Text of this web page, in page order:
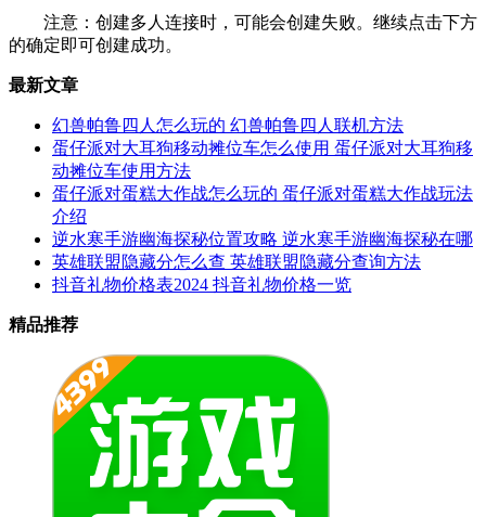
注意：创建多人连接时，可能会创建失败。继续点击下方
的确定即可创建成功。
最新文章
幻兽帕鲁四人怎么玩的 幻兽帕鲁四人联机方法
蛋仔派对大耳狗移动摊位车怎么使用 蛋仔派对大耳狗移
动摊位车使用方法
蛋仔派对蛋糕大作战怎么玩的 蛋仔派对蛋糕大作战玩法
介绍
逆水寒手游幽海探秘位置攻略 逆水寒手游幽海探秘在哪
英雄联盟隐藏分怎么查 英雄联盟隐藏分查询方法
抖音礼物价格表2024 抖音礼物价格一览
精品推荐